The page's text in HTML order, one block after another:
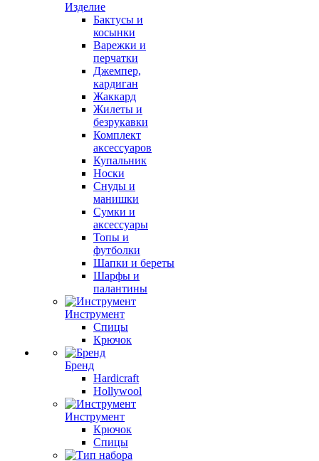
Изделие
Бактусы и
косынки
Варежки и
перчатки
Джемпер,
кардиган
Жаккард
Жилеты и
безрукавки
Комплект
аксессуаров
Купальник
Носки
Снуды и
манишки
Сумки и
аксессуары
Топы и
футболки
Шапки и береты
Шарфы и
палантины
Инструмент
Спицы
Крючок
Бренд
Hardicraft
Hollywool
Инструмент
Крючок
Спицы